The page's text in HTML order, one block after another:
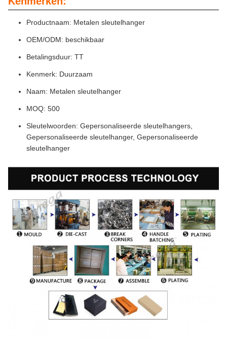
Productnaam: Metalen sleutelhanger
OEM/ODM: beschikbaar
Betalingsduur: TT
Kenmerk: Duurzaam
Naam: Metalen sleutelhanger
MOQ: 500
Sleutelwoorden: Gepersonaliseerde sleutelhangers,
Gepersonaliseerde sleutelhanger, Gepersonaliseerde
sleutelhanger